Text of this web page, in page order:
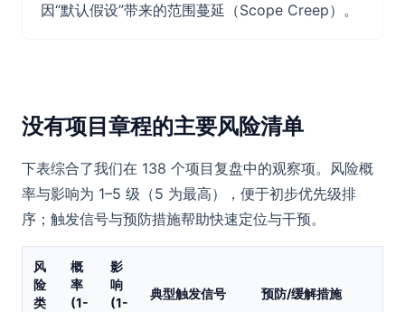
因“默认假设”带来的范围蔓延（Scope Creep）。
没有项目章程的主要风险清单
下表综合了我们在 138 个项目复盘中的观察项。风险概
率与影响为 1–5 级（5 为最高），便于初步优先级排
序；触发信号与预防措施帮助快速定位与干预。
风
险
类
概
率
(1-
影
响
(1-
典型触发信号 预防/缓解措施